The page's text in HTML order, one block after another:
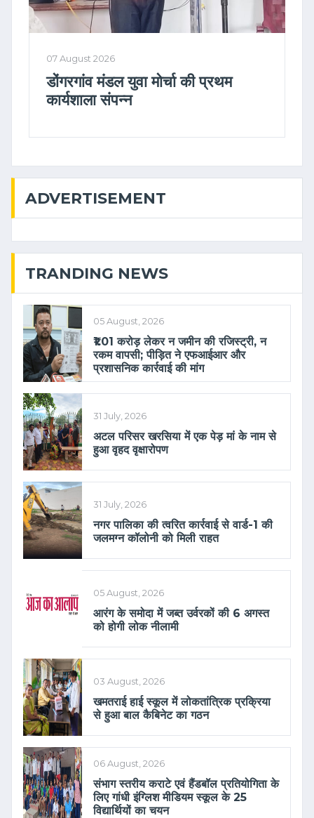
07 August 2026
डोंगरगांव मंडल युवा मोर्चा की प्रथम
कार्यशाला संपन्न
ADVERTISEMENT
TRANDING NEWS
05 August, 2026
₹1.01 करोड़ लेकर न जमीन की रजिस्ट्री, न
रकम वापसी; पीड़ित ने एफआईआर और
प्रशासनिक कार्रवाई की मांग
31 July, 2026
अटल परिसर खरसिया में एक पेड़ मां के नाम से
हुआ वृहद वृक्षारोपण
31 July, 2026
नगर पालिका की त्वरित कार्रवाई से वार्ड-1 की
जलमग्न कॉलोनी को मिली राहत
05 August, 2026
आरंग के समोदा में जब्त उर्वरकों की 6 अगस्त
को होगी लोक नीलामी
03 August, 2026
खमतराई हाई स्कूल में लोकतांत्रिक प्रक्रिया
से हुआ बाल कैबिनेट का गठन
06 August, 2026
संभाग स्तरीय कराटे एवं हैंडबॉल प्रतियोगिता के
लिए गांधी इंग्लिश मीडियम स्कूल के 25
विद्यार्थियों का चयन